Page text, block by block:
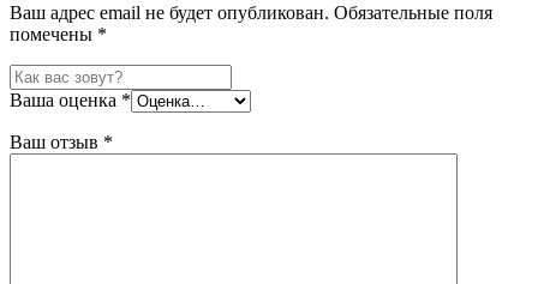
Ваш адрес email не будет опубликован. Обязательные поля
помечены *
Ваша оценка *
Ваш отзыв *